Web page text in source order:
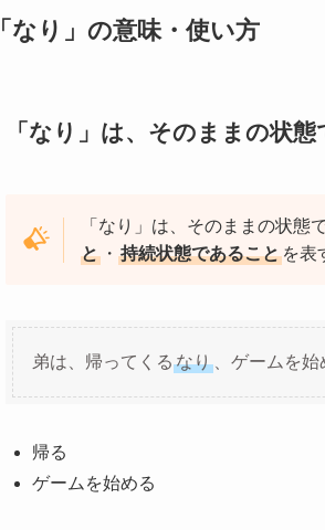
「なり」の意味・使い方
「なり」は、そのままの状
「 なり」は、そのままの状態
と ・ 持続状態であること を表
弟は、帰ってくる なり 、ゲームを始
帰る
ゲームを始める